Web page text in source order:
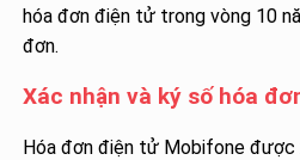
hóa đơn điện tử trong vòng 10
đơn.
Xác nhận và ký số hóa
Hóa đơn điện tử Mobifone được